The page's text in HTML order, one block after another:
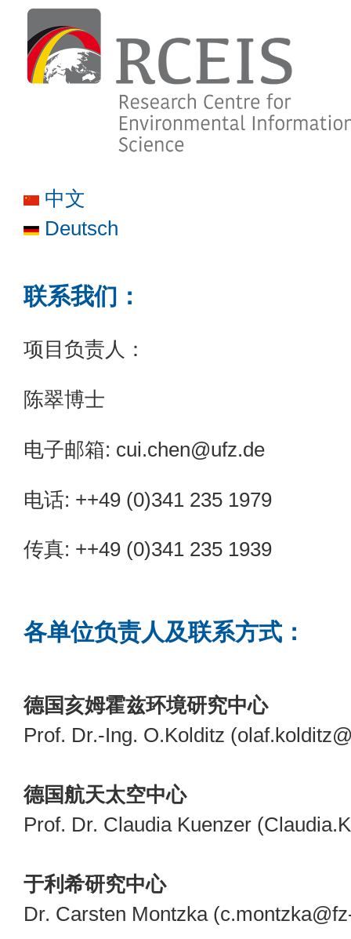
中文
Deutsch
联系我们：
项目负责人：
陈翠博士
电子邮箱: cui.chen@ufz.de
电话: ++49 (0)341 235 1979
传真: ++49 (0)341 235 1939
各单位负责人及联系方式：
德国亥姆霍兹环境研究中心
Prof. Dr.-Ing. O.Kolditz
德国航天太空中心
Prof. Dr. Claudia Kuenzer
于利希研究中心
Dr. Carsten Montzka